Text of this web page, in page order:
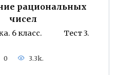
рациональных
чисел
6 класс. Тест 3.
0 3.3k.